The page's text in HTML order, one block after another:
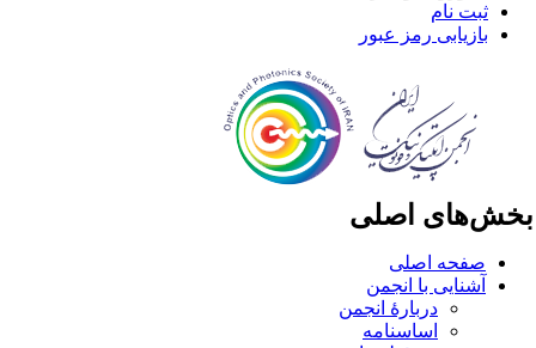
ثبت نام
بازیابی رمز عبور
اصلی
صفحه اصلی
آشنایی با انجمن
دربارۀ انجمن
اساسنامه